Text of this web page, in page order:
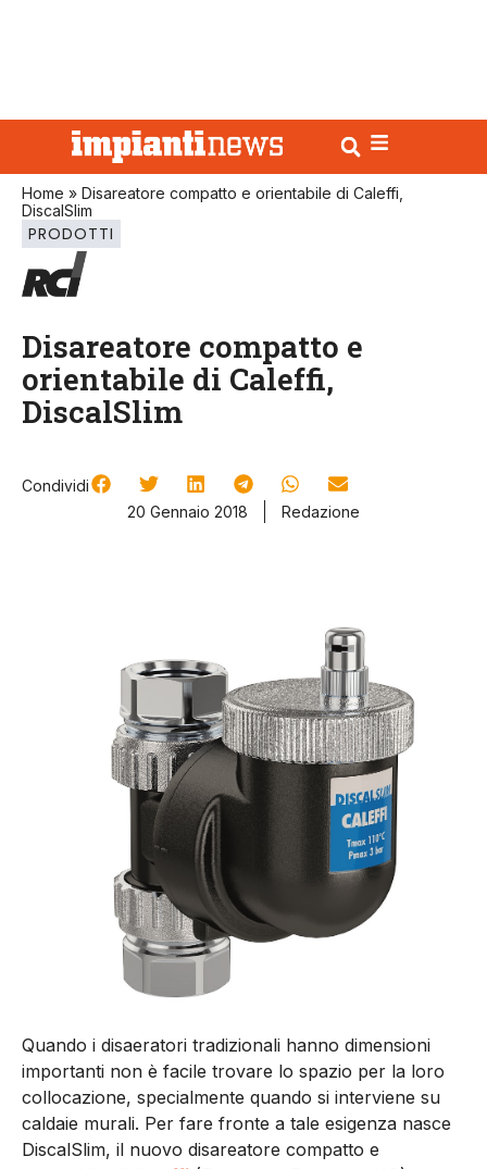
Home » Disareatore compatto e orientabile di Caleffi,
DiscalSlim
PRODOTTI
Disareatore compatto e
orientabile di Caleffi,
DiscalSlim
Condividi
20 Gennaio 2018
Redazione
Quando i disaeratori tradizionali hanno dimensioni
importanti non è facile trovare lo spazio per la loro
collocazione, specialmente quando si interviene su
caldaie murali. Per fare fronte a tale esigenza nasce
DiscalSlim, il nuovo disareatore compatto e